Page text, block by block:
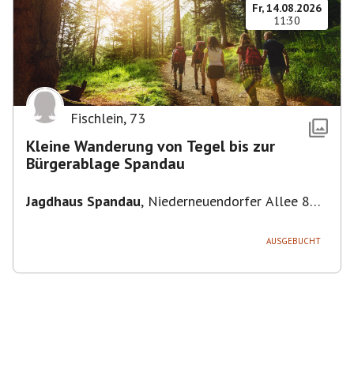
Fr, 14.08.2026
11:30
Fischlein, 73
Kleine Wanderung von Tegel bis zur
Bürgerablage Spandau
Jagdhaus Spandau, Niederneuendorfer Allee 80,
AUSGEBUCHT